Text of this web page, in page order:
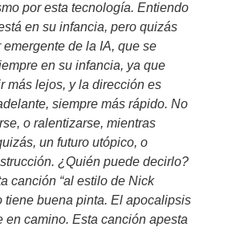
por esta tecnología. Entiendo
en su infancia, pero quizás
de la IA, que se
en su infancia, ya que
más lejos, y la dirección es
siempre más rápido. No
o ralentizarse, mientras
un futuro utópico, o
¿Quién puede decirlo?
canción “al estilo de Nick
tiene buena pinta. El apocalipsis
en camino. Esta canción apesta